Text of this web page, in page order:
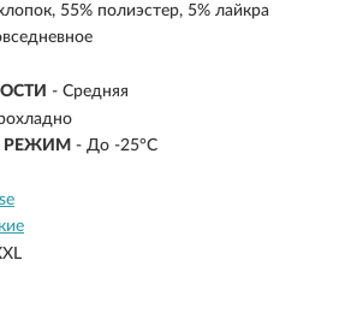
55% полиэстер, 5% лайкра
- Средняя
РЕЖИМ - До -25°C